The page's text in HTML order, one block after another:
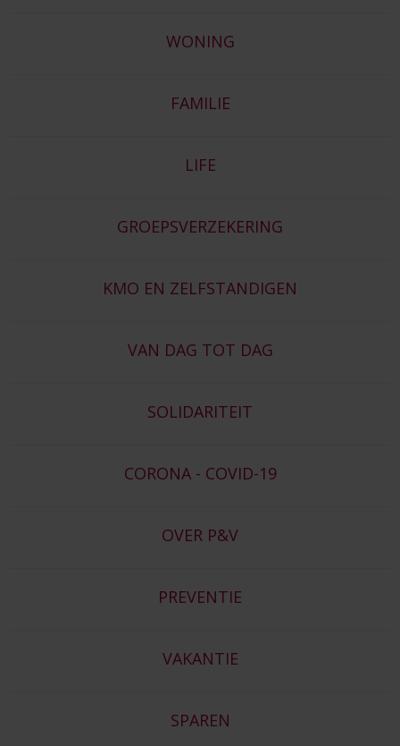
WONING
FAMILIE
LIFE
GROEPSVERZEKERING
KMO EN ZELFSTANDIGEN
VAN DAG TOT DAG
SOLIDARITEIT
CORONA - COVID-19
OVER P&V
PREVENTIE
VAKANTIE
SPAREN